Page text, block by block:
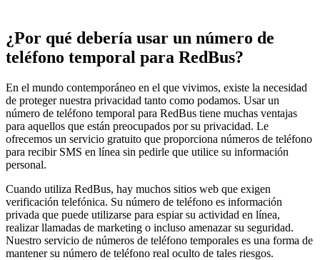
¿Por qué debería usar un número de
teléfono temporal para RedBus?
En el mundo contemporáneo en el que vivimos, existe la necesidad
de proteger nuestra privacidad tanto como podamos. Usar un
número de teléfono temporal para RedBus tiene muchas ventajas
para aquellos que están preocupados por su privacidad. Le
ofrecemos un servicio gratuito que proporciona números de teléfono
para recibir SMS en línea sin pedirle que utilice su información
personal.
Cuando utiliza RedBus, hay muchos sitios web que exigen
verificación telefónica. Su número de teléfono es información
privada que puede utilizarse para espiar su actividad en línea,
realizar llamadas de marketing o incluso amenazar su seguridad.
Nuestro servicio de números de teléfono temporales es una forma de
mantener su número de teléfono real oculto de tales riesgos.